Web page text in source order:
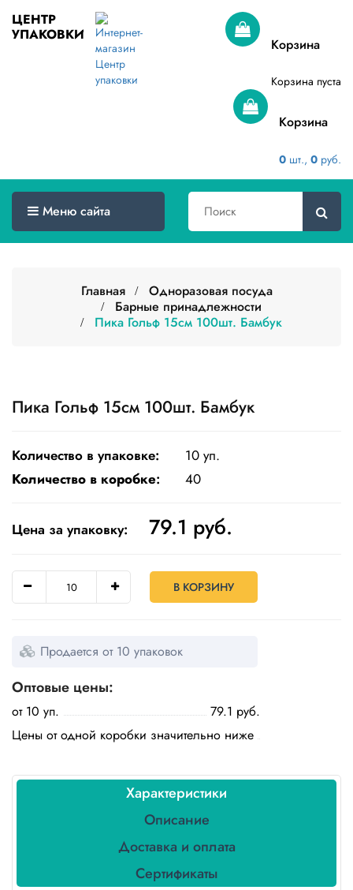
ЦЕНТР
УПАКОВКИ
Корзина
Корзина пуста
Корзина
0 шт., 0 руб.
Меню сайта
Меню
Сертификаты
О
Категории
Пищевая
упаковка
Пакеты
Товары
для
кулинарии
и скотч
Бытовая
химия
упаковка
Главная
Одноразовая посуда
Барные принадлежности
Пика Гольф 15см 100шт. Бамбук
Пика Гольф 15см 100шт. Бамбук
Количество в упаковке:
10 уп.
Количество в коробке: 40
Цена за упаковку: 79.1 руб.
В КОРЗИНУ
Продается от 10 упаковок
Оптовые цены:
от 10 уп.
79.1 руб.
Цены от одной коробки значительно ниже
Характеристики
Описание
Доставка и оплата
Сертификаты